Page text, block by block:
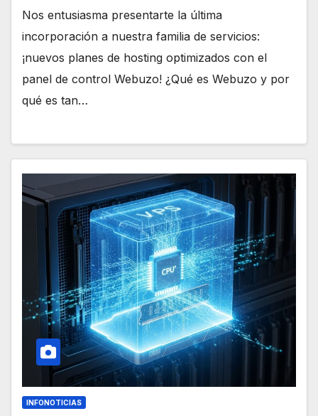
Nos entusiasma presentarte la última
incorporación a nuestra familia de servicios:
¡nuevos planes de hosting optimizados con el
panel de control Webuzo! ¿Qué es Webuzo y por
qué es tan…
INFONOTICIAS